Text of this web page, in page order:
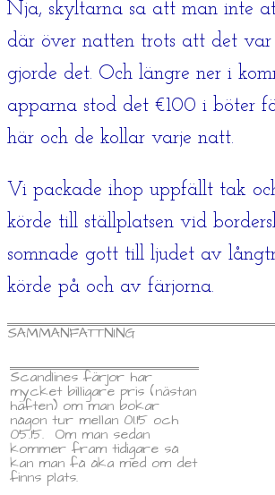
Nja, skyltarna sa att man inte
där över natten trots att det var
gjorde det. Och längre ner i
apparna stod det €100 i böter
här och de kollar varje natt.
Vi packade ihop uppfällt tak
körde till ställplatsen vid
somnade gott till ljudet av
körde på och av färjorna.
SAMMANFATTNING
Scandlines färjor har
mycket billigare pris (nästan
häften) om man bokar
någon tur mellan 01.15 och
05.15. Om man sedan
kommer fram tidigare så
kan man få åka med om det
finns plats.